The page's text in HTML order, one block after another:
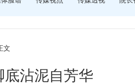
文
底沾泥自芳华